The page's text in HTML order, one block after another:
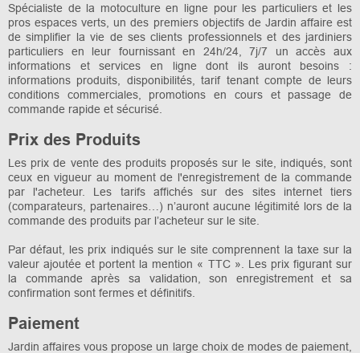
Spécialiste de la motoculture en ligne pour les particuliers et les
pros espaces verts, un des premiers objectifs de Jardin affaire est
de simplifier la vie de ses clients professionnels et des jardiniers
particuliers en leur fournissant en 24h/24, 7j/7 un accès aux
informations et services en ligne dont ils auront besoins :
informations produits, disponibilités, tarif tenant compte de leurs
conditions commerciales, promotions en cours et passage de
commande rapide et sécurisé.
Prix des Produits
Les prix de vente des produits proposés sur le site, indiqués, sont
ceux en vigueur au moment de l'enregistrement de la commande
par l'acheteur. Les tarifs affichés sur des sites internet tiers
(comparateurs, partenaires…) n’auront aucune légitimité lors de la
commande des produits par l’acheteur sur le site.
Par défaut, les prix indiqués sur le site comprennent la taxe sur la
valeur ajoutée et portent la mention « TTC ». Les prix figurant sur
la commande après sa validation, son enregistrement et sa
confirmation sont fermes et définitifs.
Paiement
Jardin affaires vous propose un large choix de modes de paiement,